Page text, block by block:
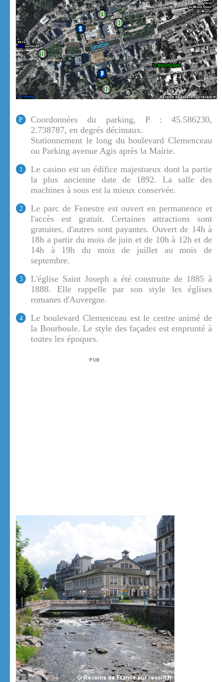
P
Coordonnées du parking, P : 45.586230,
2.738787, en degrés décimaux.
Stationnement le long du boulevard Clemenceau
ou Parking avenue Agis après la Mairie.
1
Le casino est un édifice majestueux dont la partie
la plus ancienne date de 1892. La salle des
machines à sous est la mieux conservée.
2
Le parc de Fenestre est ouvert en permanence et
l'accès est gratuit. Certaines attractions sont
gratuites, d'autres sont payantes. Ouvert de 14h à
18h a partir du mois de juin et de 10h à 12h et de
14h à 19h du mois de juillet au mois de
septembre.
3
L'église Saint Joseph a été construite de 1885 à
1888. Elle rappelle par son style les églises
romanes d'Auvergne.
4
Le boulevard Clemenceau est le centre animé de
la Bourboule. Le style des façades est emprunté à
toutes les époques.